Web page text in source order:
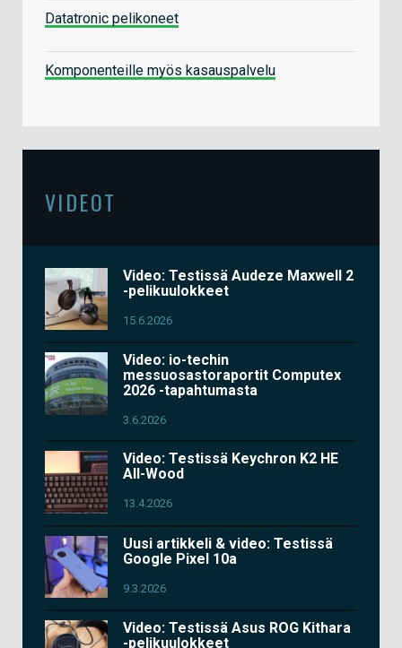
Datatronic pelikoneet
Komponenteille myös kasauspalvelu
VIDEOT
Video: Testissä Audeze Maxwell 2
-pelikuulokkeet
15.6.2026
Video: io-techin
messuosastoraportit Computex
2026 -tapahtumasta
3.6.2026
Video: Testissä Keychron K2 HE
All-Wood
13.4.2026
Uusi artikkeli & video: Testissä
Google Pixel 10a
9.3.2026
Video: Testissä Asus ROG Kithara
-pelikuulokkeet